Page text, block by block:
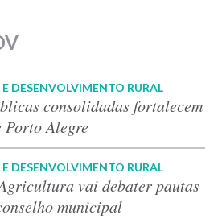
DESENVOLVIMENTO RURAL
consolidadas fortalecem
Alegre
DESENVOLVIMENTO RURAL
vai debater pautas
municipal